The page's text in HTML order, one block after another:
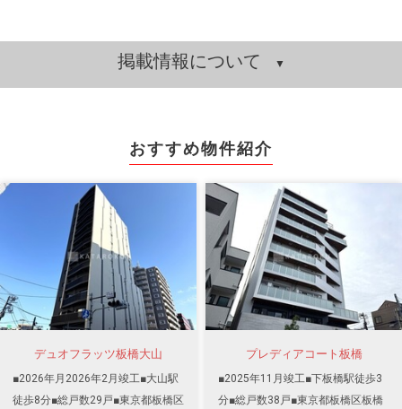
掲載情報について
おすすめ物件紹介
デュオフラッツ板橋大山
■2026年月2026年2月竣工■大山駅
徒歩8分■総戸数29戸■東京都板橋区
プレディアコート板橋
■2025年11月竣工■下板橋駅徒歩3
分■総戸数38戸■東京都板橋区板橋